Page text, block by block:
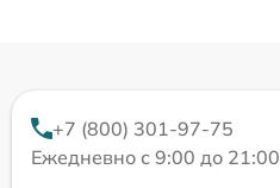
+7 (800) 301-97-75
Ежедневно с 9:00 до 21:00